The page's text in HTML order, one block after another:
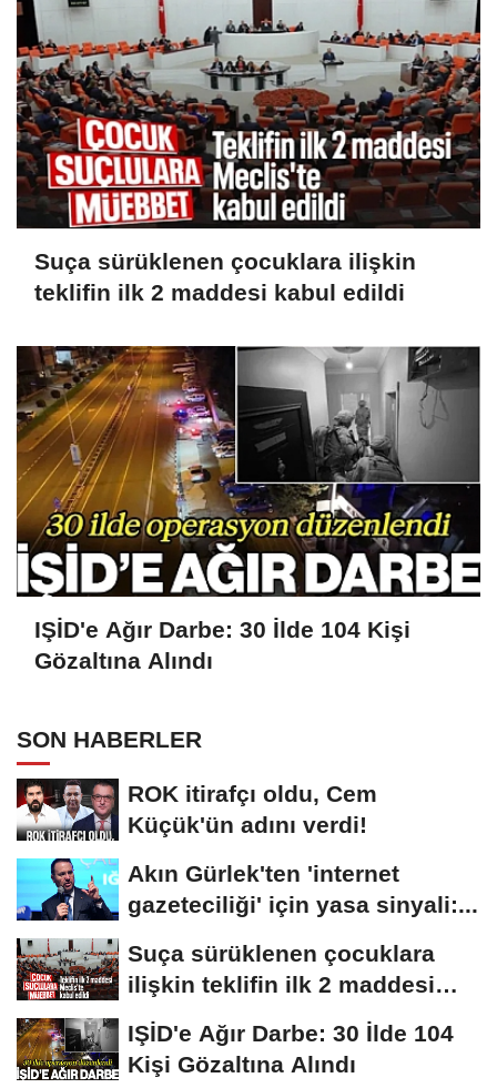
Suça sürüklenen çocuklara ilişkin
teklifin ilk 2 maddesi kabul edildi
IŞİD'e Ağır Darbe: 30 İlde 104 Kişi
Gözaltına Alındı
SON HABERLER
ROK itirafçı oldu, Cem
Küçük'ün adını verdi!
Akın Gürlek'ten 'internet
gazeteciliği' için yasa sinyali:...
Suça sürüklenen çocuklara
ilişkin teklifin ilk 2 maddesi
kabul edildi
IŞİD'e Ağır Darbe: 30 İlde 104
Kişi Gözaltına Alındı